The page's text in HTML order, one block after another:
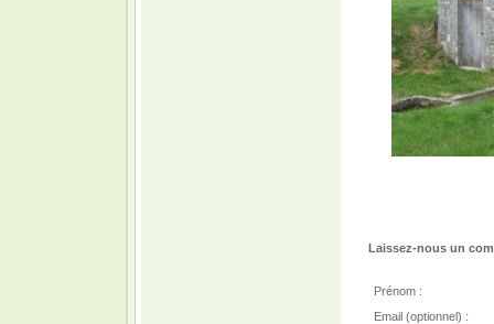
Laissez-nous un
Prénom :
Email (optionnel) :